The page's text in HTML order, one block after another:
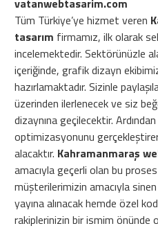
vatanwebtasarim.com
Tüm Türkiye’ye hizmet veren
tasarım firmamız, ilk olarak
incelemektedir. Sektörünüzle
içeriğinde, grafik dizayn
hazırlamaktadır. Sizinle
üzerinden ilerlenecek ve siz
dizaynına geçilecektir.
optimizasyonunu
alacaktır. Kahramanmaraş
amacıyla geçerli olan bu
müşterilerimizin amacıyla
yayına alınacak hemde özel
rakiplerinizin bir ismim önünde